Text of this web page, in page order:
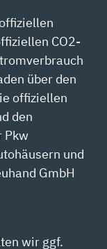
CO2-
über den
offiziellen
den
Pkw
und
GmbH
wir ggf.